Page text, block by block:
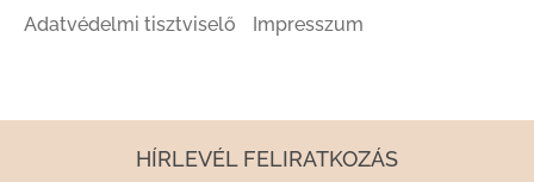
Adatvédelmi tisztviselő
Impresszum
HÍRLEVÉL FELIRATKOZÁS